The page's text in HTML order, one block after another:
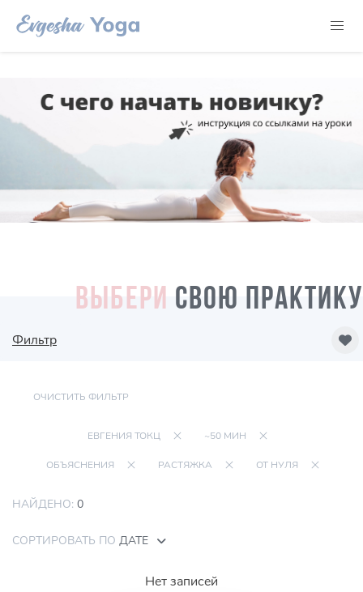
ВЫБЕРИ СВОЮ ПРАКТИКУ
Фильтр
ОЧИСТИТЬ ФИЛЬТР
ЕВГЕНИЯ ТОКЦ ~50 МИН
ОБЪЯСНЕНИЯ РАСТЯЖКА ОТ НУЛЯ
НАЙДЕНО: 0
СОРТИРОВАТЬ ПО ДАТЕ
Нет записей